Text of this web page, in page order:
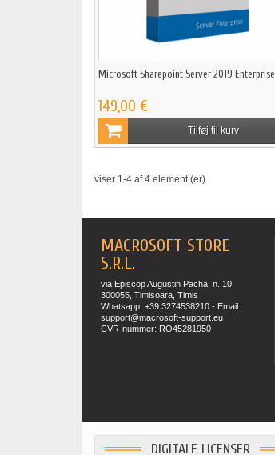
Microsoft Sharepoint Server 2019 Enterprise
149,00 €
Tilføj til kurv
viser 1-4 af 4 element (er)
MACROSOFT STORE
S.R.L.
via Episcop Augustin Pacha, n. 10
300055, Timisoara, Timis
Whatsapp: +39 3274538210 - Email:
support@macrosoft-support.eu
CVR-nummer: RO45281950
DIGITALE LICENSER